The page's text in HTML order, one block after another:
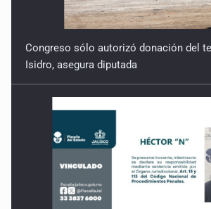
Congreso sólo autorizó donación del
Isidro, asegura diputada